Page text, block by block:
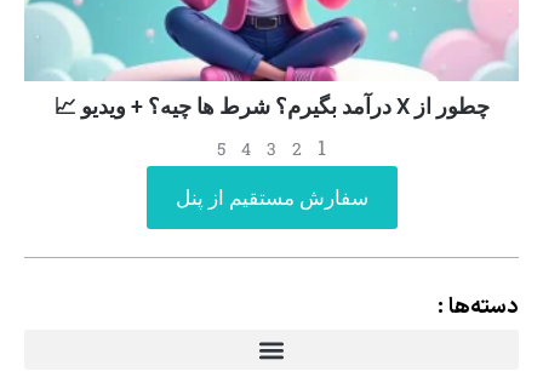
چطور از X درآمد بگیرم؟ شرط ها چیه؟ + ویدیو 📈
1
2
3
4
5
سفارش مستقیم از پنل
دسته‌ها :